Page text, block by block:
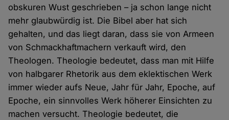
obskuren Wust geschrieben – ja schon lange nicht
mehr glaubwürdig ist. Die Bibel aber hat sich
gehalten, und das liegt daran, dass sie von Armeen
von Schmackhaftmachern verkauft wird, den
Theologen. Theologie bedeutet, dass man mit Hilfe
von halbgarer Rhetorik aus dem eklektischen Werk
immer wieder aufs Neue, Jahr für Jahr, Epoche, auf
Epoche, ein sinnvolles Werk höherer Einsichten zu
machen versucht. Theologie bedeutet, die